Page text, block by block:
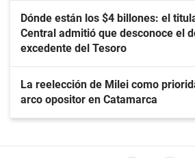
Dónde están los $4 billones: el
Central admitió que desconoce el
excedente del Tesoro
La reelección de Milei como
arco opositor en Catamarca